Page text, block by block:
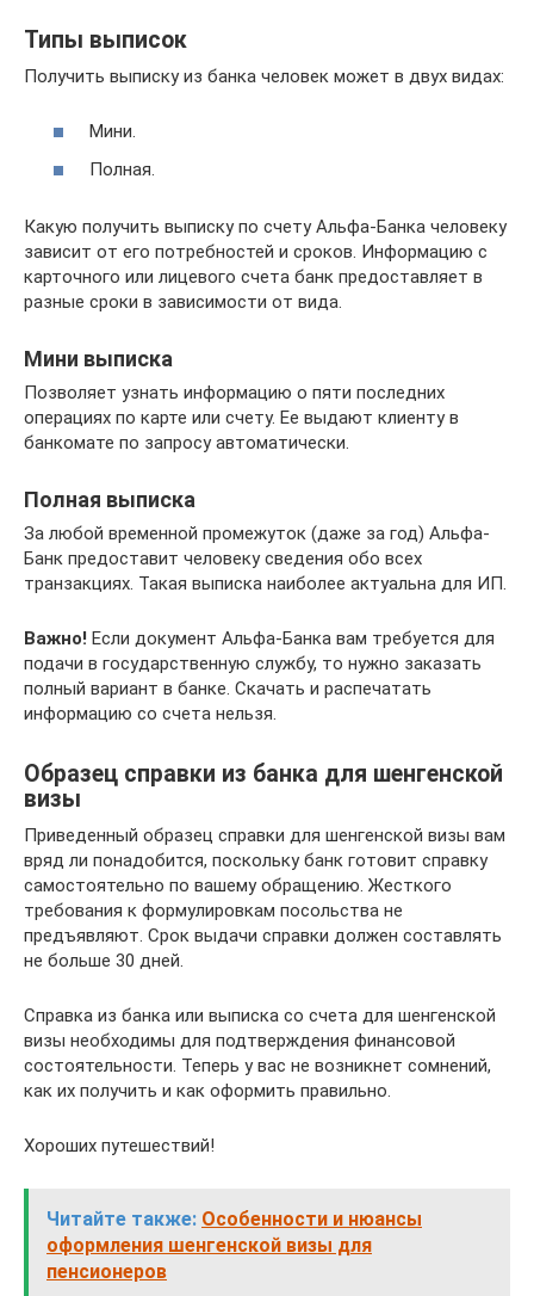
Типы выписок
Получить выписку из банка человек может в двух видах:
Мини.
Полная.
Какую получить выписку по счету Альфа-Банка человеку
зависит от его потребностей и сроков. Информацию с
карточного или лицевого счета банк предоставляет в
разные сроки в зависимости от вида.
Мини выписка
Позволяет узнать информацию о пяти последних
операциях по карте или счету. Ее выдают клиенту в
банкомате по запросу автоматически.
Полная выписка
За любой временной промежуток (даже за год) Альфа-
Банк предоставит человеку сведения обо всех
транзакциях. Такая выписка наиболее актуальна для ИП.
Важно! Если документ Альфа-Банка вам требуется для
подачи в государственную службу, то нужно заказать
полный вариант в банке. Скачать и распечатать
информацию со счета нельзя.
Образец справки из банка для шенгенской
визы
Приведенный образец справки для шенгенской визы вам
вряд ли понадобится, поскольку банк готовит справку
самостоятельно по вашему обращению. Жесткого
требования к формулировкам посольства не
предъявляют. Срок выдачи справки должен составлять
не больше 30 дней.
Справка из банка или выписка со счета для шенгенской
визы необходимы для подтверждения финансовой
состоятельности. Теперь у вас не возникнет сомнений,
как их получить и как оформить правильно.
Хороших путешествий!
Читайте также: Особенности и нюансы
оформления шенгенской визы для
пенсионеров